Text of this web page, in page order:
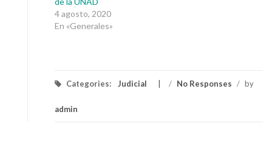
4 agosto, 2020
En «Generales»
Categories: Judicial / No Responses / by
admin